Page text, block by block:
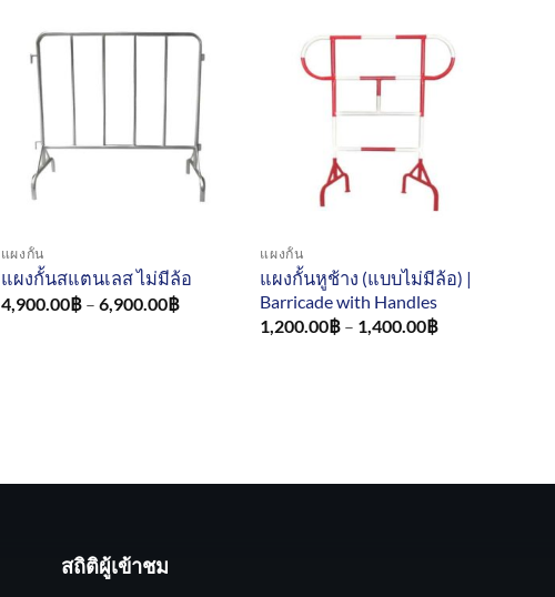
แผงกั้น
แผงกั้นสแตนเลส ไม่มีล้อ
4,900.00฿ – 6,900.00฿Price
แผงกั้น
แผงกั้นหูช้าง (แบบไม่มีล้อ) |
Barricade with Handles
1,200.00฿ – 1,400.00฿Price
สถิติผู้เข้าชม